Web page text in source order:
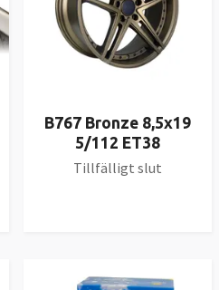
B767 Bronze 8,5x19
5/112 ET38
Tillfälligt slut